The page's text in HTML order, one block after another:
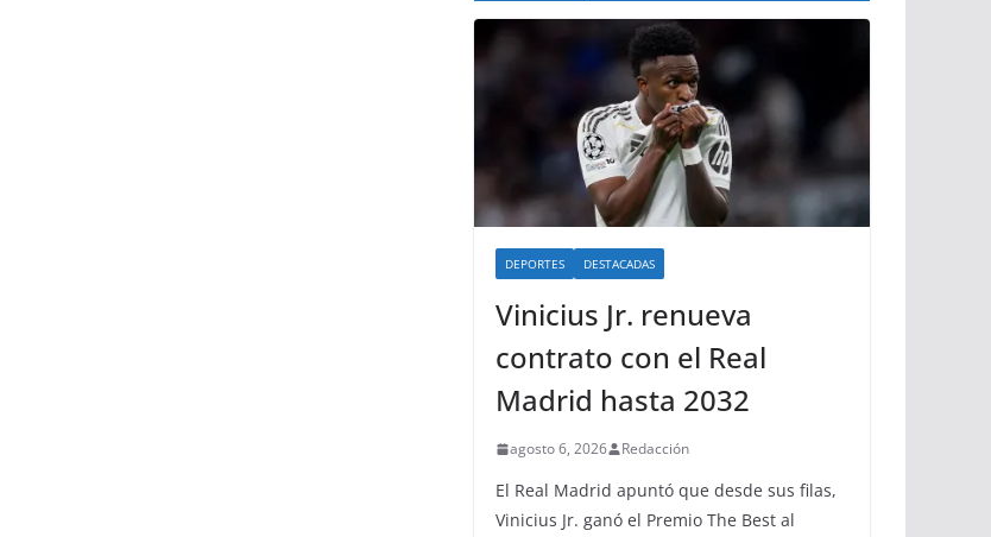
DEPORTES DESTACADAS
Vinicius Jr. renueva
contrato con el Real
Madrid hasta 2032
agosto 6, 2026 Redacción
El Real Madrid apuntó que desde sus filas,
Vinicius Jr. ganó el Premio The Best al